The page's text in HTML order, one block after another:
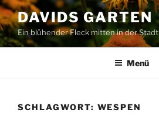
Zum
Inhalt
springen
DAVIDS GARTEN
Ein blühender Fleck mitten in der Stadt
Menü
SCHLAGWORT: WESPEN